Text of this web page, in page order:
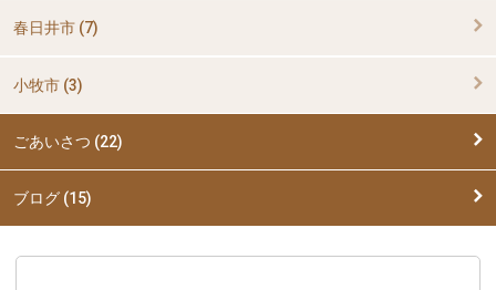
春日井市 (7)
小牧市 (3)
ごあいさつ (22)
ブログ (15)